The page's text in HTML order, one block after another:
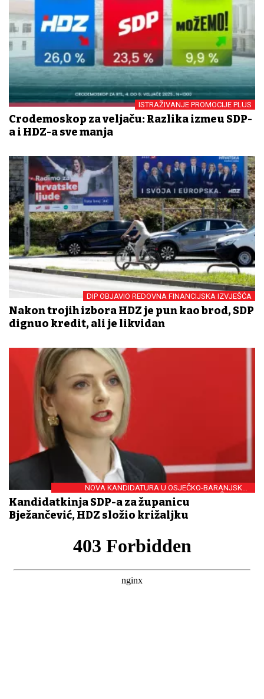
ISTRAŽIVANJE PROMOCIJE PLUS
Crodemoskop za veljaču: Razlika između SDP-
a i HDZ-a sve manja
DIP OBJAVIO REDOVNA FINANCIJSKA IZVJEŠĆA
Nakon trojih izbora HDZ je pun kao brod, SDP
dignuo kredit, ali je likvidan
NOVA KANDIDATURA U OSJEČKO-BARANJSKOJ
ŽUPANIJI
Kandidatkinja SDP-a za županicu
Bježančević, HDZ složio križaljku